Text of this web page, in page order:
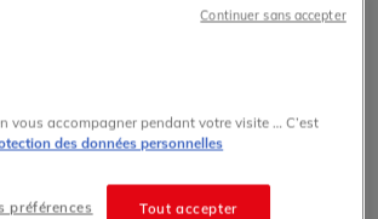
stock expédiés sous 24 heures
vous accompagner pendant votre visite … C’est
des données personnelles
Tout accepter
préférences
Continuer sans accepter